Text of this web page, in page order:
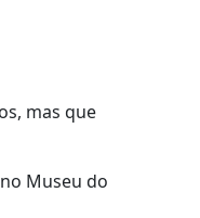
mas que
Museu do